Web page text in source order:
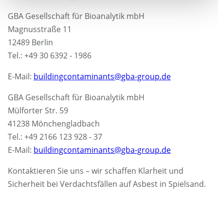
GBA Gesellschaft für Bioanalytik mbH
Magnusstraße 11
12489 Berlin
Tel.: +49 30 6392 - 1986
E-Mail: buildingcontaminants@gba-group.de
GBA Gesellschaft für Bioanalytik mbH
Mülforter Str. 59
41238 Mönchengladbach
Tel.: +49 2166 123 928 - 37
E-Mail: buildingcontaminants@gba-group.de
Kontaktieren Sie uns – wir schaffen Klarheit und
Sicherheit bei Verdachtsfällen auf Asbest in Spielsand.